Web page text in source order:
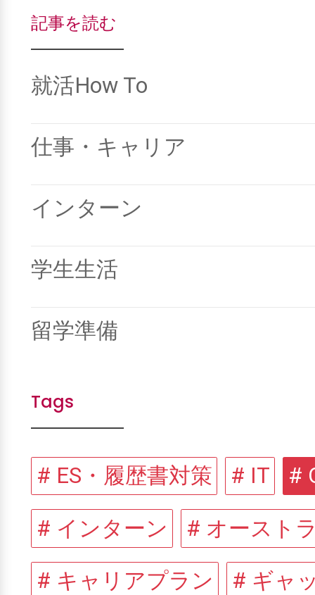
記事を読む
就活How To
仕事・キャリア
インターン
学生生活
留学準備
Tags
# ES・履歴書対策 # IT #
# インターン # オースト
# キャリアプラン # ギャ